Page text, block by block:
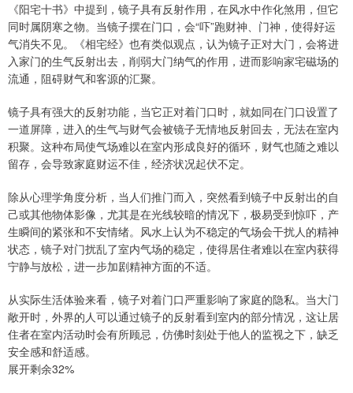
《阳宅十书》中提到，镜子具有反射作用，在风水中作化煞用，但它
同时属阴寒之物。当镜子摆在门口，会“吓”跑财神、门神，使得好运
气消失不见。《相宅经》也有类似观点，认为镜子正对大门，会将进
入家门的生气反射出去，削弱大门纳气的作用，进而影响家宅磁场的
流通，阻碍财气和客源的汇聚。
镜子具有强大的反射功能，当它正对着门口时，就如同在门口设置了
一道屏障，进入的生气与财气会被镜子无情地反射回去，无法在室内
积聚。这种布局使气场难以在室内形成良好的循环，财气也随之难以
留存，会导致家庭财运不佳，经济状况起伏不定。
除从心理学角度分析，当人们推门而入，突然看到镜子中反射出的自
己或其他物体影像，尤其是在光线较暗的情况下，极易受到惊吓，产
生瞬间的紧张和不安情绪。风水上认为不稳定的气场会干扰人的精神
状态，镜子对门扰乱了室内气场的稳定，使得居住者难以在室内获得
宁静与放松，进一步加剧精神方面的不适。
从实际生活体验来看，镜子对着门口严重影响了家庭的隐私。当大门
敞开时，外界的人可以通过镜子的反射看到室内的部分情况，这让居
住者在室内活动时会有所顾忌，仿佛时刻处于他人的监视之下，缺乏
安全感和舒适感。
展开剩余32%